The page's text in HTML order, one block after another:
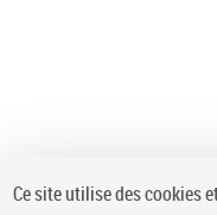
Ce site utilise des cookies